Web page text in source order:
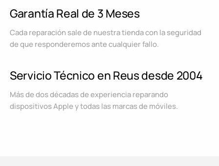
Garantía Real de 3 Meses
Cada reparación sale de nuestra tienda con la seguridad
de que responderemos ante cualquier fallo.
Servicio Técnico en Reus desde 2004
Más de dos décadas de experiencia reparando
dispositivos Apple y todas las marcas de móviles.